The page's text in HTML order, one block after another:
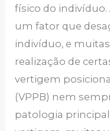
físico do indivíduo.
um fator que
indivíduo, e
realização de
vertigem
(VPPB) nem
patologia